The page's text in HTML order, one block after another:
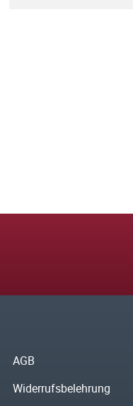
AGB
Widerrufsbelehrung